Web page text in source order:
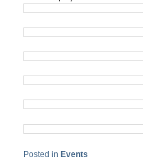
Posted in Events